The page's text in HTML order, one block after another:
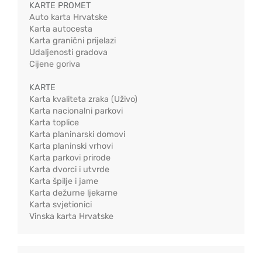
KARTE PROMET
Auto karta Hrvatske
Karta autocesta
Karta granični prijelazi
Udaljenosti gradova
Cijene goriva
KARTE
Karta kvaliteta zraka (Uživo)
Karta nacionalni parkovi
Karta toplice
Karta planinarski domovi
Karta planinski vrhovi
Karta parkovi prirode
Karta dvorci i utvrde
Karta špilje i jame
Karta dežurne ljekarne
Karta svjetionici
Vinska karta Hrvatske